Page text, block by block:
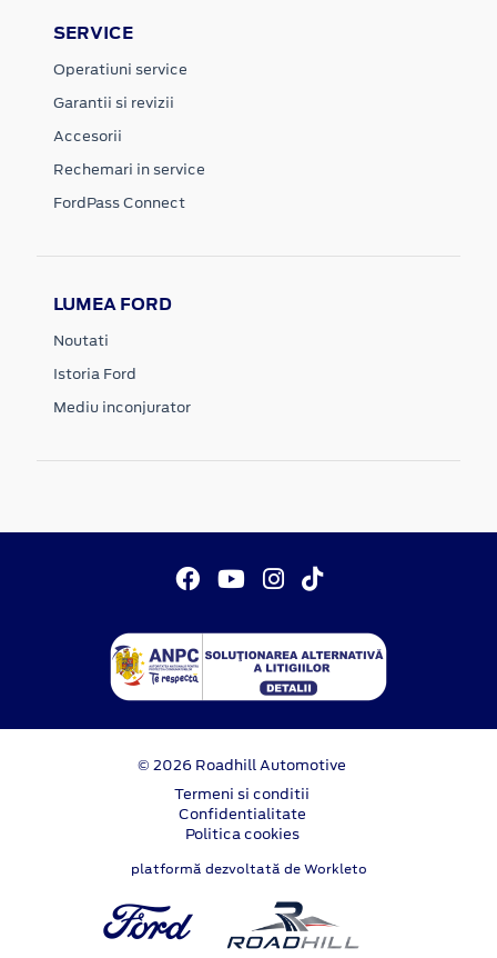
SERVICE
Operatiuni service
Garantii si revizii
Accesorii
Rechemari in service
FordPass Connect
LUMEA FORD
Noutati
Istoria Ford
Mediu inconjurator
© 2026 Roadhill Automotive
Termeni si conditii
Confidentialitate
Politica cookies
platformă dezvoltată de Workleto